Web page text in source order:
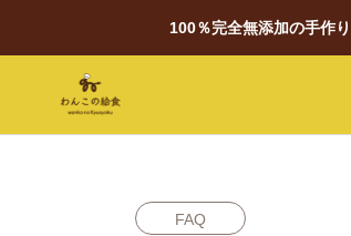
100％完全無添加の手作
FAQ